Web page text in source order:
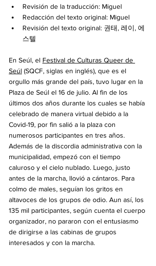
Revisión de la traducción: Miguel
Redacción del texto original: Miguel
Revisión del texto original: 권태, 레이, 에
스텔
En Seúl, el Festival de Culturas Queer de
Seúl (SQCF, siglas en inglés), que es el
orgullo más grande del país, tuvo lugar en la
Plaza de Seúl el 16 de julio. Al fin de los
últimos dos años durante los cuales se había
celebrado de manera virtual debido a la
Covid-19, por fin salió a la plaza con
numerosos participantes en tres años.
Además de la discordia administrativa con la
municipalidad, empezó con el tiempo
caluroso y el cielo nublado. Luego, justo
antes de la marcha, llovió a cántaros. Para
colmo de males, seguían los gritos en
altavoces de los grupos de odio. Aun así, los
135 mil participantes, según cuenta el cuerpo
organizador, no pararon con el entusiasmo
de dirigirse a las cabinas de grupos
interesados y con la marcha.